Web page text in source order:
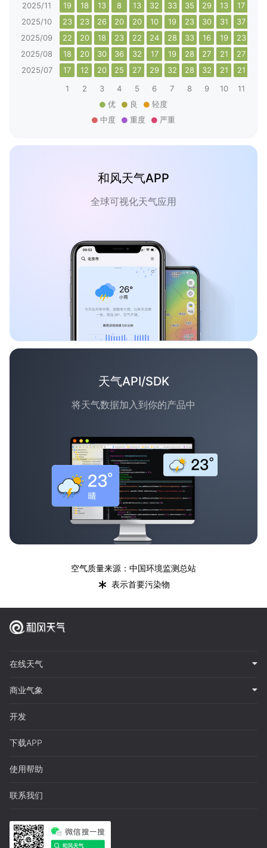
2025/11
19 18 13 8 13 32 33 35 29 13 17
2025/10
23 23 26 20 20 10 19 23 30 31 37
2025/09
22 20 18 23 22 24 28 33 16 19 23
2025/08
18 20 30 36 32 17 19 28 27 21 27
2025/07
17 12 20 25 27 29 32 28 32 21 21
1
2 3 4 5 6 7 8 9 10 11
优
良
轻度
中度
重度 严重
和风天气APP
全球可视化天气应用
天气API/SDK
将天气数据加入到你的产品中
空气质量来源：中国环境监测总站
* 表示首要污染物
在线天气
商业气象
开发
下载APP
使用帮助
联系我们